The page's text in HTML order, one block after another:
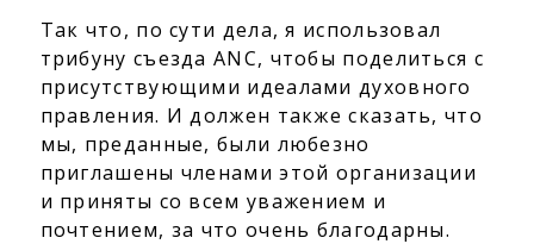
Так что, по сути дела, я использовал
трибуну съезда ANC, чтобы поделиться с
присутствующими идеалами духовного
правления. И должен также сказать, что
мы, преданные, были любезно
приглашены членами этой организации
и приняты со всем уважением и
почтением, за что очень благодарны.